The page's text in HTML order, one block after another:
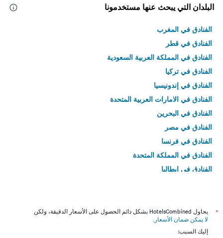
البلدان التي يبحث عنها مستخدمونا
الفنادق في المغرب
الفنادق في قطر
الفنادق في المملكة العربية السعودية
الفنادق في تركيا
الفنادق في إندونيسيا
الفنادق في الامارات العربية المتحدة
الفنادق في البحرين
الفنادق في مصر
الفنادق في فرنسا
الفنادق في المملكة المتحدة
الفنادق في إيطاليا
*
يحاول HotelsCombined بشكل دائم الحصول على الأسعار الدقيقة، ولكن
لا يمكن ضمان الأسعار .
إليك السبب: